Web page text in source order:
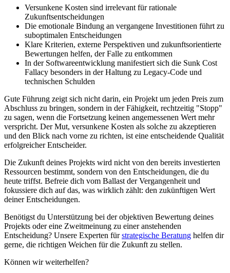
Versunkene Kosten sind irrelevant für rationale
Zukunftsentscheidungen
Die emotionale Bindung an vergangene Investitionen führt zu
suboptimalen Entscheidungen
Klare Kriterien, externe Perspektiven und zukunftsorientierte
Bewertungen helfen, der Falle zu entkommen
In der Softwareentwicklung manifestiert sich die Sunk Cost
Fallacy besonders in der Haltung zu Legacy-Code und
technischen Schulden
Gute Führung zeigt sich nicht darin, ein Projekt um jeden Preis zum
Abschluss zu bringen, sondern in der Fähigkeit, rechtzeitig "Stopp"
zu sagen, wenn die Fortsetzung keinen angemessenen Wert mehr
verspricht. Der Mut, versunkene Kosten als solche zu akzeptieren
und den Blick nach vorne zu richten, ist eine entscheidende Qualität
erfolgreicher Entscheider.
Die Zukunft deines Projekts wird nicht von den bereits investierten
Ressourcen bestimmt, sondern von den Entscheidungen, die du
heute triffst. Befreie dich vom Ballast der Vergangenheit und
fokussiere dich auf das, was wirklich zählt: den zukünftigen Wert
deiner Entscheidungen.
Benötigst du Unterstützung bei der objektiven Bewertung deines
Projekts oder eine Zweitmeinung zu einer anstehenden
Entscheidung? Unsere Experten fürstrategische Beratung helfen dir
gerne, die richtigen Weichen für die Zukunft zu stellen.
Können wir weiterhelfen?